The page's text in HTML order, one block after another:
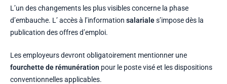
L’un des changements les plus visibles concerne la phase
d’embauche. L’ accès à l’information salariales’impose dès la
publication des offres d’emploi.
Les employeurs devront obligatoirement mentionner une
fourchette de rémunération pour le poste visé et les dispositions
conventionnelles applicables.